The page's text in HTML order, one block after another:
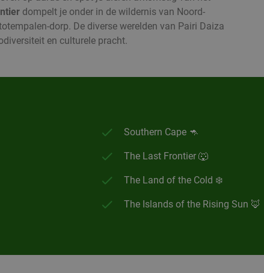
dompelt je onder in de wildernis van Noord-
dorp. De diverse werelden van Pairi Daiza
en culturele pracht.
Southern Cape 🦘
The Last Frontier 🐺
The Land of the Cold ❄️
The Islands of the Rising Sun 🦊